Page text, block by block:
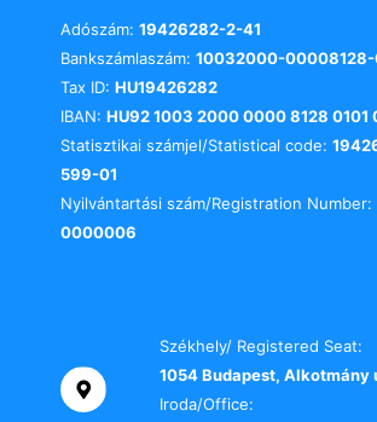
Adószám: 19426282-2-41
Bankszámlaszám: 10032000-00008128-
Tax ID: HU19426282
IBAN: HU92 1003 2000 0000 8128 0101
Statisztikai számjel/Statistical code:
599-01
Nyilvántartási szám/Registration Number:
0000006
Székhely/ Registered Seat:
1054 Budapest, Alkotmány
Iroda/Office: